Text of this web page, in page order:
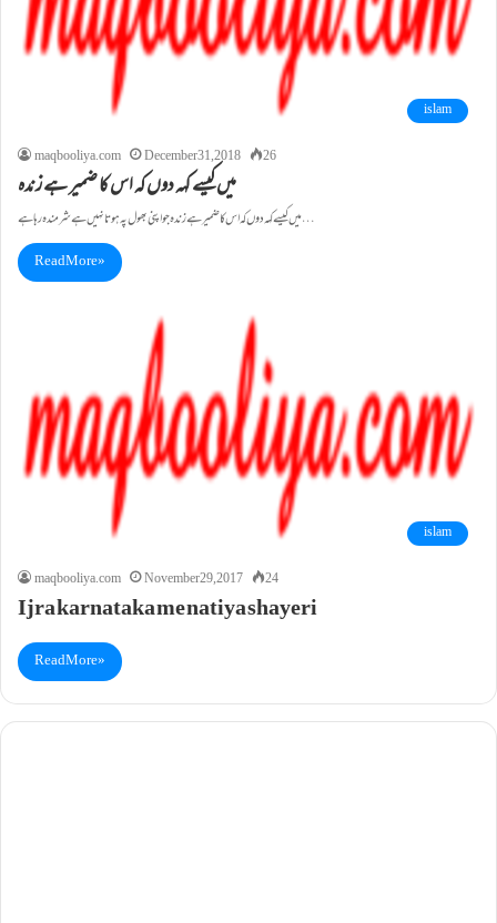
islam
maqbooliya.com
December 31, 2018 26
میں کیسے کہہ دوں کہ اس کا ضمیر ہے زندہ
میں کیسے کہہ دوں کہ اس کا ضمیر ہے زندہ جو اپنی بھول پہ ہوتا نہیں ہے شرمندہ رہا ہے…
Read More »
islam
maqbooliya.com
November 29, 2017 24
Ijra karnataka me natiya shayeri
Read More »